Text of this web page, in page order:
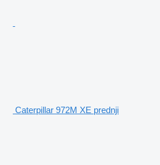
Caterpillar 972M XE prednji